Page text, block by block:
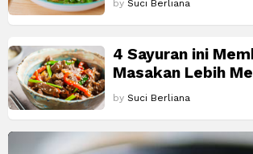
by Suci Berliana
4 Sayuran ini
Masakan Lebih
by Suci Berliana